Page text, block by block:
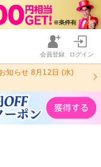
会員登録 ログイン
知らせ 8月12日 (水)